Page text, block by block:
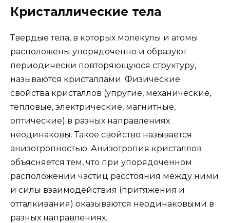
Кристаллические тела
Твердые тела, в которых молекулы и атомы
расположены упорядоченно и образуют
периодически повторяющуюся структуру,
называются кристаллами. Физические
свойства кристаллов (упругие, механические,
тепловые, электрические, магнитные,
оптические) в разных направлениях
неодинаковы. Такое свойство называется
анизотропностью. Анизотропия кристаллов
объясняется тем, что при упорядоченном
расположении частиц расстояния между ними
и силы взаимодействия (притяжения и
отталкивания) оказываются неодинаковыми в
разных направлениях.